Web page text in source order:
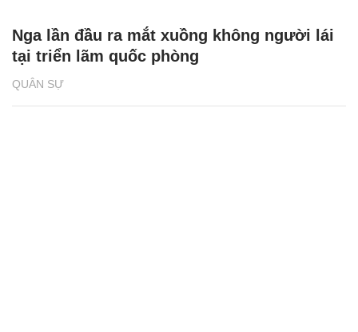
QUÂN SỰ
Nga lần đầu ra mắt xuồng không người lái
tại triển lãm quốc phòng